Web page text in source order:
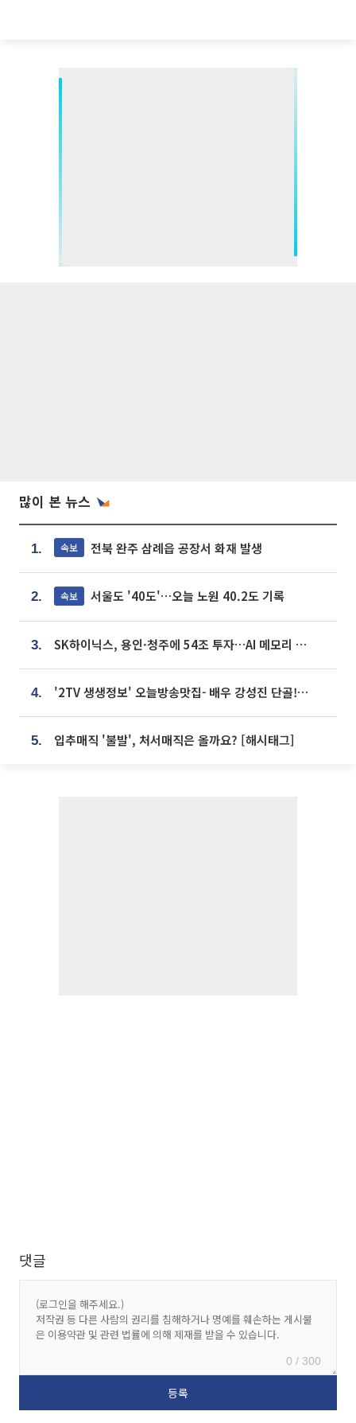
많이 본 뉴스
1. 속보 전북 완주 삼례읍 공장서 화재 발생
2. 속보 서울도 '40도'…오늘 노원 40.2도 기록
3. SK하이닉스, 용인·청주에 54조 투자…AI 메모리 생산기지 키운다
4. '2TV 생생정보' 오늘방송맛집- 배우 강성진 단골! 쌀국수ㆍ푸팟퐁 커리 맛집 '블○○○'
5. 입추매직 '불발', 처서매직은 올까요? [해시태그]
댓글
0 / 300